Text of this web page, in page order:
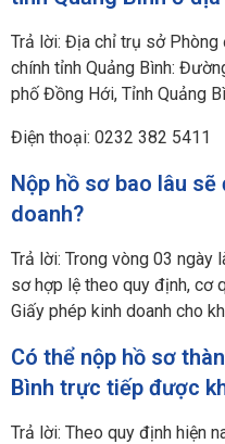
Trả lời: Địa chỉ trụ sở Phòng
chính tỉnh Quảng Bình:
phố Đồng Hới, Tỉnh Quảng
Điện thoại: 0232 382 5411
Nộp hồ sơ bao lâu
doanh?
Trả lời: Trong vòng 03 ngày
sơ hợp lệ theo quy định, cơ
Giấy phép kinh doanh cho
Có thể nộp hồ sơ
Bình trực tiếp được
Trả lời: Theo quy định hiện